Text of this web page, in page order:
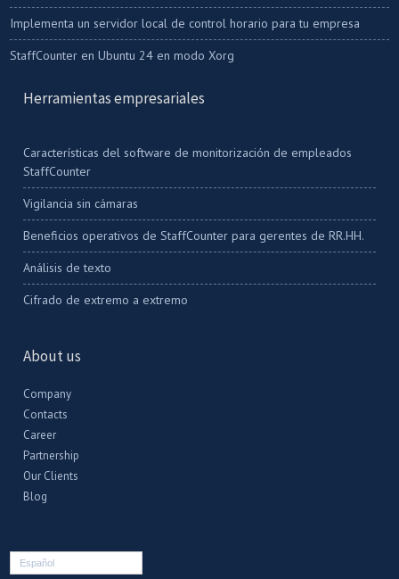
Implementa un servidor local de control horario para tu empresa
StaffCounter en Ubuntu 24 en modo Xorg
Herramientas empresariales
Características del software de monitorización de empleados
StaffCounter
Vigilancia sin cámaras
Beneficios operativos de StaffCounter para gerentes de RR.HH.
Análisis de texto
Cifrado de extremo a extremo
About us
Company
Contacts
Career
Partnership
Our Clients
Blog
Español